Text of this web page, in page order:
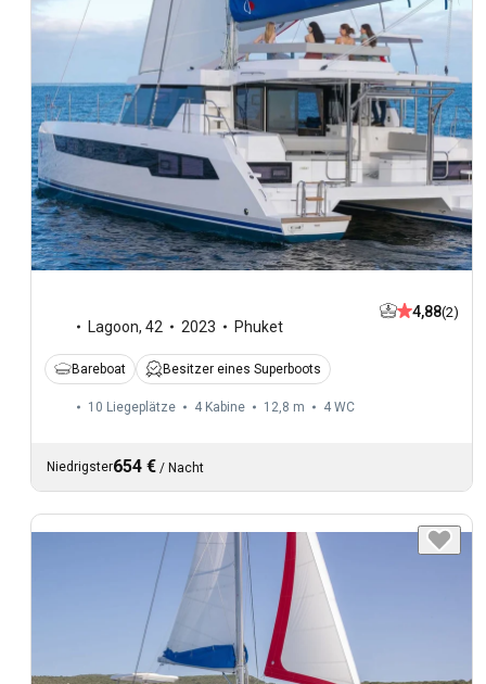
Lagoon, 42 2023 Phuket
4,88(2)
Bareboat Besitzer eines Superboots
10 Liegeplätze 4 Kabine 12,8 m 4 WC
Niedrigster654 € / Nacht